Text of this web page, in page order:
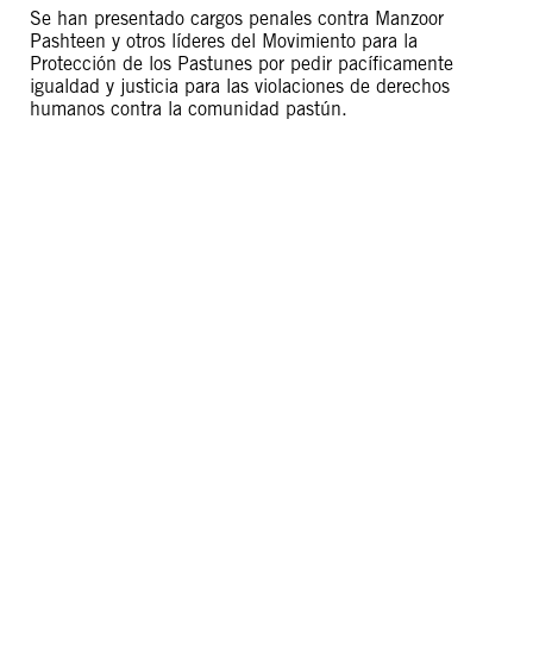
Se han presentado cargos penales contra Manzoor
Pashteen y otros líderes del Movimiento para la
Protección de los Pastunes por pedir pacíficamente
igualdad y justicia para las violaciones de derechos
humanos contra la comunidad pastún.